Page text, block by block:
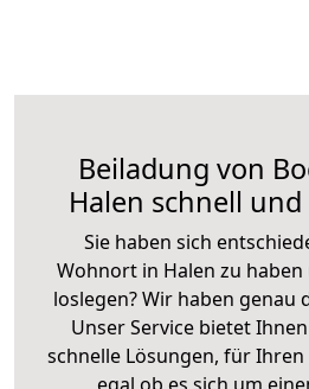
Beiladung von
Halen schnell
Sie haben sich
Wohnort in Halen zu
loslegen? Wir haben genau
Unser Service bietet
schnelle Lösungen, für